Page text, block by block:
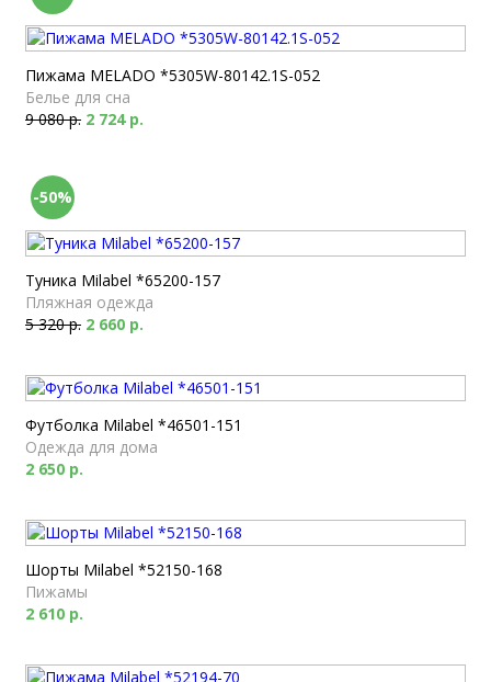
Пижама MELADO *5305W-80142.1S-052
Белье для сна
9 080 р. 2 724 р.
-50%
Туника Milabel *65200-157
Пляжная одежда
5 320 р. 2 660 р.
Футболка Milabel *46501-151
Одежда для дома
2 650 р.
Шорты Milabel *52150-168
Пижамы
2 610 р.